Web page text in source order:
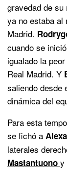
gravedad de
ya no estaba al
Madrid.
cuando se
igualado la
Real Madrid. Y
saliendo desde
dinámica del
Para esta
se fichó a
laterales
Mastantuono y